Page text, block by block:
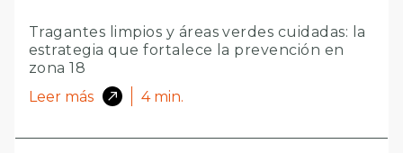
Tragantes limpios y áreas verdes cuidadas: la
estrategia que fortalece la prevención en
zona 18
Leer más
4 min.